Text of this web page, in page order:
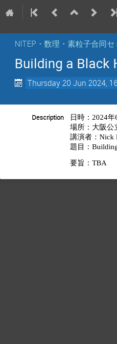
NITEP・数理・素粒子合同セ
Building a Black
Thursday 20 Jun 2024,
Description 日時：2024年
場所：大阪公
講演者：Nick
題目：
要旨：TBA